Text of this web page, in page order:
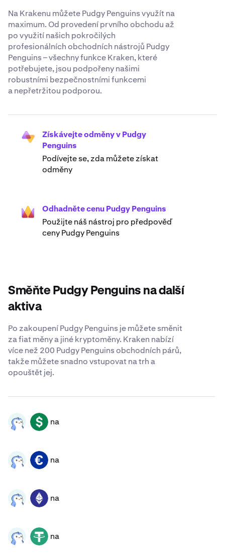
Na Krakenu můžete Pudgy Penguins využít na
maximum. Od provedení prvního obchodu až
po využití našich pokročilých
profesionálních obchodních nástrojů Pudgy
Penguins – všechny funkce Kraken, které
potřebujete, jsou podpořeny našimi
robustními bezpečnostními funkcemi
a nepřetržitou podporou.
Získávejte odměny v Pudgy
Penguins
Podívejte se, zda můžete získat
odměny
Odhadněte cenu Pudgy Penguins
Použijte náš nástroj pro předpověď
ceny Pudgy Penguins
Směňte Pudgy Penguins na další
aktiva
Po zakoupení Pudgy Penguins je můžete směnit
za fiat měny a jiné kryptoměny. Kraken nabízí
více než 200 Pudgy Penguins obchodních párů,
takže můžete snadno vstupovat na trh a
opouštět jej.
PENGU USD na
PENGU EUR na
PENGU ETH na
PENGU USDT na